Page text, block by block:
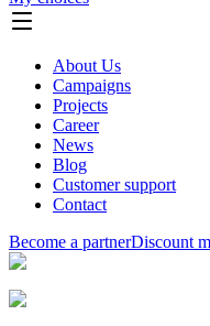
About Us
Campaigns
Projects
Career
News
Blog
Customer support
Contact
Become a partnerDiscount